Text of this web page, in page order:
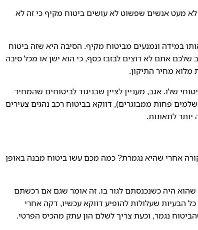
מעט אנשים שפשוט לא עושים ביטוח מקיף כי זה לא
במידה ונמנעים מביטוח מקיף. הסיבה היא שזה ביטוח
אתם לא רוצים לבזבז כסף, כי הוא ישן או מכל סיבה
מחיר התיקון.
שלו. אגב, מעניין לציין שבניגוד לביטוחים שהמחיר
פחות ממבוגרים), דווקא בביטוח רכב נהגים צעירים
לתאונות.
אחרי שהיא נגמרת? כמה מכם עשו ביטוח מבנה באופן
היה כשנכנסתם לגור בו. זה אומר שגם אם רכשתם
שעלולות להופיע דווקא עכשיו, דקה אחרי
נגמר, וכעת צריך לשלם הון עתק מהכיס הפרטי.